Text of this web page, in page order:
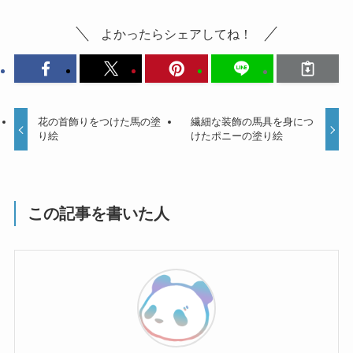
よかったらシェアしてね！
花の首飾りをつけた馬の塗
り絵
繊細な装飾の馬具を身につ
けたポニーの塗り絵
この記事を書いた人